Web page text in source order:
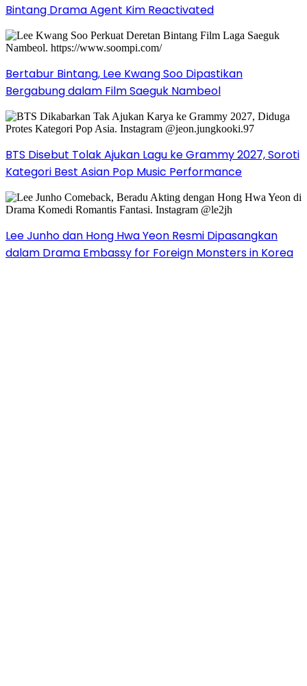
Bintang Drama Agent Kim Reactivated
Bertabur Bintang, Lee Kwang Soo Dipastikan
Bergabung dalam Film Saeguk Nambeol
BTS Disebut Tolak Ajukan Lagu ke Grammy 2027, Soroti
Kategori Best Asian Pop Music Performance
Lee Junho dan Hong Hwa Yeon Resmi Dipasangkan
dalam Drama Embassy for Foreign Monsters in Korea